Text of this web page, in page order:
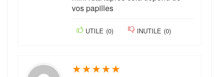
vos papilles
UTILE (0) INUTILE (0)
★★★★★